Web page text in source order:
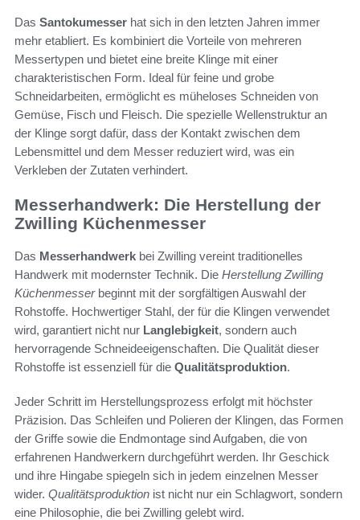
Das Santokumesser hat sich in den letzten Jahren immer
mehr etabliert. Es kombiniert die Vorteile von mehreren
Messertypen und bietet eine breite Klinge mit einer
charakteristischen Form. Ideal für feine und grobe
Schneidarbeiten, ermöglicht es müheloses Schneiden von
Gemüse, Fisch und Fleisch. Die spezielle Wellenstruktur an
der Klinge sorgt dafür, dass der Kontakt zwischen dem
Lebensmittel und dem Messer reduziert wird, was ein
Verkleben der Zutaten verhindert.
Messerhandwerk: Die Herstellung der
Zwilling Küchenmesser
Das Messerhandwerk bei Zwilling vereint traditionelles
Handwerk mit modernster Technik. Die Herstellung Zwilling
Küchenmesserbeginnt mit der sorgfältigen Auswahl der
Rohstoffe. Hochwertiger Stahl, der für die Klingen verwendet
wird, garantiert nicht nur Langlebigkeit, sondern auch
hervorragende Schneideeigenschaften. Die Qualität dieser
Rohstoffe ist essenziell für die Qualitätsproduktion.
Jeder Schritt im Herstellungsprozess erfolgt mit höchster
Präzision. Das Schleifen und Polieren der Klingen, das Formen
der Griffe sowie die Endmontage sind Aufgaben, die von
erfahrenen Handwerkern durchgeführt werden. Ihr Geschick
und ihre Hingabe spiegeln sich in jedem einzelnen Messer
wider. Qualitätsproduktion ist nicht nur ein Schlagwort, sondern
eine Philosophie, die bei Zwilling gelebt wird.